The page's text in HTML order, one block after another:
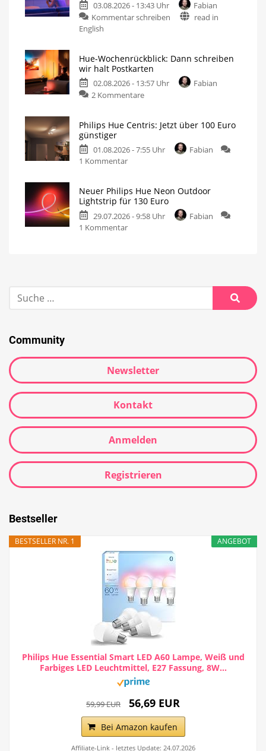
03.08.2026 - 13:43 Uhr
Fabian
Kommentar schreiben
read in
English
Hue-Wochenrückblick: Dann schreiben
wir halt Postkarten
02.08.2026 - 13:57 Uhr
Fabian
2 Kommentare
Philips Hue Centris: Jetzt über 100 Euro
günstiger
01.08.2026 - 7:55 Uhr
Fabian
1 Kommentar
Neuer Philips Hue Neon Outdoor
Lightstrip für 130 Euro
29.07.2026 - 9:58 Uhr
Fabian
1 Kommentar
Community
Newsletter
Kontakt
Anmelden
Registrieren
Bestseller
ANGEBOT
BESTSELLER NR. 1
Philips Hue Essential Smart LED A60 Lampe, Weiß und
Farbiges LED Leuchtmittel, E27 Fassung, 8W...
59,99 EUR 56,69 EUR
Bei Amazon kaufen
Affiliate-Link - letztes Update: 24.07.2026